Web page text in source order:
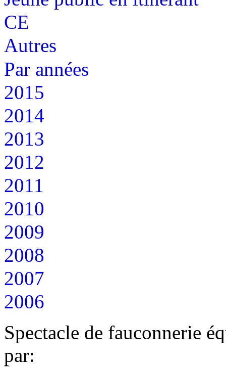
CE
Autres
Par années
2015
2014
2013
2012
2011
2010
2009
2008
2007
2006
Spectacle de fauconnerie
par: